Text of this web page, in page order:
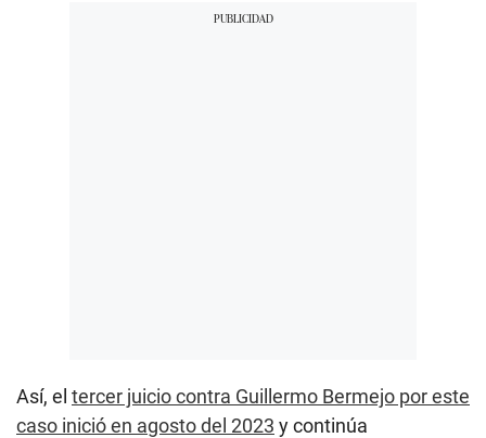
Así, el tercer juicio contra Guillermo Bermejo por este
caso inició en agosto del 2023 y continúa